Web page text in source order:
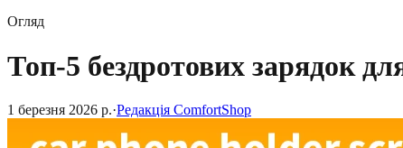
Огляд
Топ-5 бездротових зарядок
1 березня 2026 р.·Редакція ComfortShop